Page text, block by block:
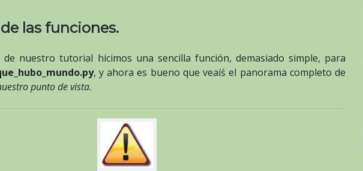
las funciones.
nuestro tutorial hicimos una sencilla función, demasiado simple, para
, y ahora es bueno que veaíś el panorama completo de
punto de vista.